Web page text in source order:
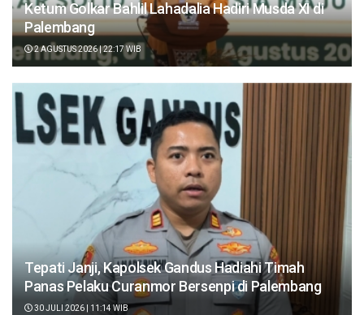
Ketum Golkar Bahlil Lahadalia Hadiri Musda XI di
Palembang
2 AGUSTUS 2026 | 22:17 WIB
Tepati Janji, Kapolsek Gandus Hadiahi Timah
Panas Pelaku Curanmor Bersenpi di Palembang
30 JULI 2026 | 11:14 WIB